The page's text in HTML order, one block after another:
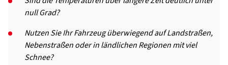
null Grad?
Nutzen Sie Ihr Fahrzeug überwiegend auf Landstraßen,
Nebenstraßen oder in ländlichen Regionen mit viel
Schnee?